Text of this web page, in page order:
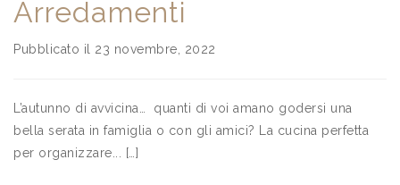
Arredamenti
Pubblicato il 23 novembre, 2022
L’autunno di avvicina… quanti di voi amano godersi una
bella serata in famiglia o con gli amici? La cucina perfetta
per organizzare... […]